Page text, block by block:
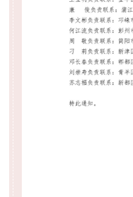
易
寫
錯
用
錯
的
繁
體
字
一
百
例